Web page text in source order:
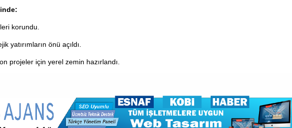
korundu.
yatırımların önü açıldı.
projeler için yerel zemin hazırlandı.